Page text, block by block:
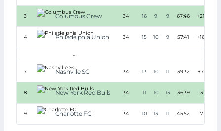
3 Columbus Crew 34 16 9 9 67:46 +21
4 Philadelphia Union 34 15 10 9 57:41 +16
...
7 Nashville SC 34 13 10 11 39:32 +7
8 New York Red Bulls 34 11 10 13 36:39 -3
9 Charlotte FC 34 10 13 11 45:52 -7